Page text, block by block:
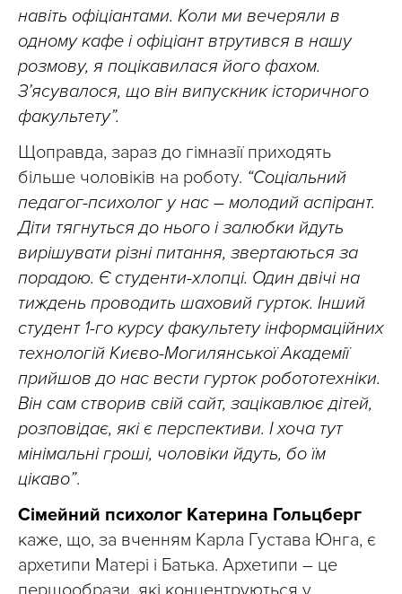
навіть офіціантами. Коли ми вечеряли в
одному кафе і офіціант втрутився в нашу
розмову, я поцікавилася його фахом.
З’ясувалося, що він випускник історичного
факультету”.
Щоправда, зараз до гімназії приходять
більше чоловіків на роботу. “Соціальний
педагог-психолог у нас – молодий аспірант.
Діти тягнуться до нього і залюбки йдуть
вирішувати різні питання, звертаються за
порадою. Є студенти-хлопці. Один двічі на
тиждень проводить шаховий гурток. Інший
студент 1-го курсу факультету інформаційних
технологій Києво-Могилянської Академії
прийшов до нас вести гурток робототехніки.
Він сам створив свій сайт, зацікавлює дітей,
розповідає, які є перспективи. І хоча тут
мінімальні гроші, чоловіки йдуть, бо їм
цікаво”.
Сімейний психолог Катерина Гольцберг
каже, що, за вченням Карла Густава Юнга, є
архетипи Матері і Батька. Архетипи – це